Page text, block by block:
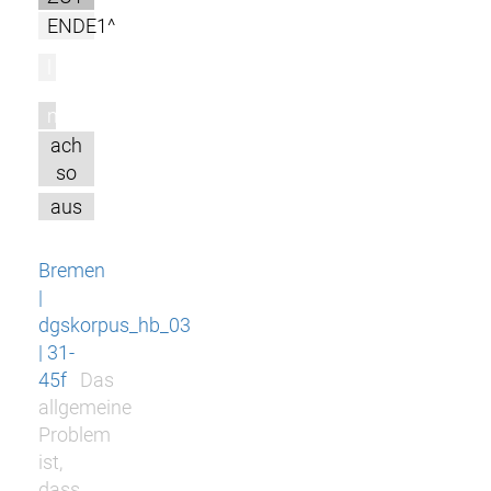
ENDE1^
m
ach
so
aus
Bremen
|
dgskorpus_hb_03
| 31-
45f
Das
allgemeine
Problem
ist,